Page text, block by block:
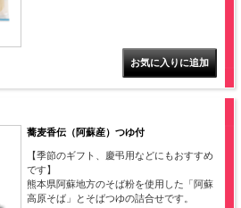
蕎麦香伝（阿蘇産）つゆ付
【季節のギフト、慶弔用などにもおすすめ
です】
熊本県阿蘇地方のそば粉を使用した「阿蘇
高原そば」とそばつゆの詰合せです。